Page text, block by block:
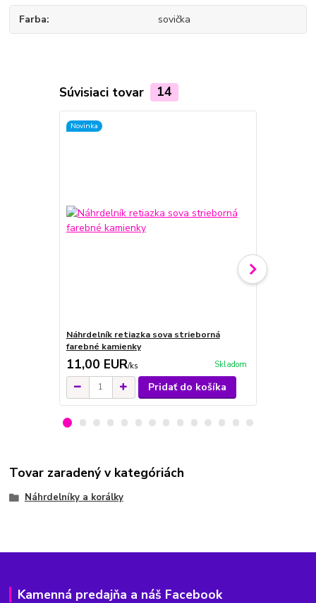
Farba sovička
Súvisiaci tovar 14
Novinka
Náhrdelník retiazka sova strieborná
farebné kamienky
11,00 EUR/ks Skladom
Pridať do košíka
Tovar zaradený v kategóriách
Náhrdelníky a korálky
Kamenná predajňa a náš Facebook